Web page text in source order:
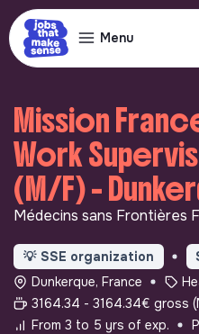
Menu
Mission
Work
(M/F) -
Médecins sans Frontières
💡 SSE organization
Dunkerque, France
3164.34 - 3164.34€ gross
From 3 to 5 yrs of exp.